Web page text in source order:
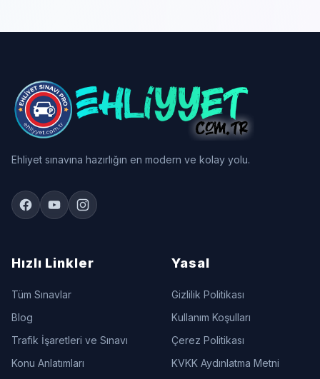
Ehliyet sınavına hazırlığın en modern ve kolay yolu.
Hızlı Linkler
Tüm Sınavlar
Blog
Trafik İşaretleri ve Sınavı
Konu Anlatımları
Yasal
Gizlilik Politikası
Kullanım Koşulları
Çerez Politikası
KVKK Aydınlatma Metni